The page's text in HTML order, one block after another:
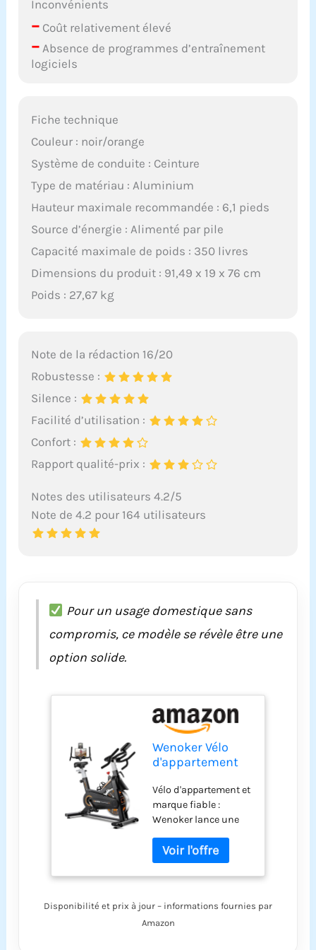
nous contacter.
L'ingénieur d'usine
l'immunité, renforcer le
les muscles, parfait
pour la santé de votre
WENOKER qui ne vous
décevra pas.
Inconvénients
– Coût relativement élevé
– Absence de programmes d’entraînement
logiciels
Fiche technique
Couleur : noir/orange
Système de conduite : Ceinture
Type de matériau : Aluminium
Hauteur maximale recommandée : 6,1 pieds
Source d’énergie : Alimenté par pile
Capacité maximale de poids : 350 livres
Dimensions du produit : 91,49 x 19 x 76 cm
Poids : 27,67 kg
Note de la rédaction 16/20
Robustesse :
Silence :
Facilité d’utilisation :
Confort :
Rapport qualité-prix :
Notes des utilisateurs 4.2/5
Note de 4.2 pour 164 utilisateurs
Pour un usage domestique sans
compromis, ce modèle se révèle être une
option solide.
Wenoker Vélo
d'appartement
vélo d'intérieur
avec
entraînement
par courroie
silencieuse,
volant d'inertie
lourd, guidon
et affichage
numérique
Vélo d'appartement et
marque fiable :
Wenoker lance une
construction en acier
d'aluminium
incroyablement
d'exercice robuste qui
dispose de poignées
Disponibilité et prix à jour – informations fournies par
Amazon